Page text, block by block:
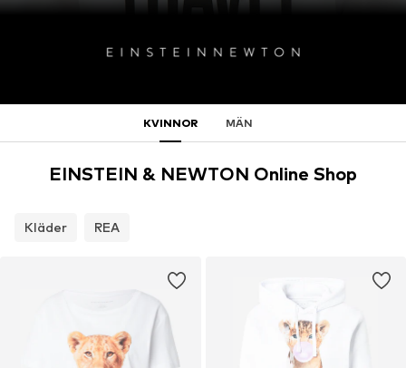
KVINNOR MÄN
EINSTEIN & NEWTON Online Shop
Kläder REA